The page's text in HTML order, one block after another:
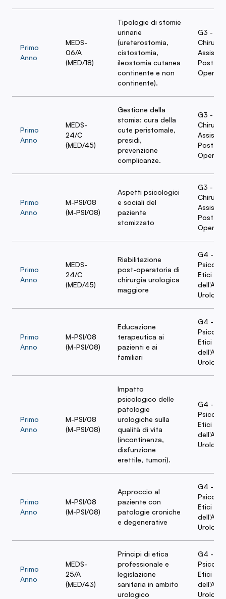
Primo
Anno
MEDS-
06/A
(MED/18)
Tipologie di stomie
urinarie
(ureterostomia,
cistostomia,
ileostomia cutanea
continente e non
continente).
G3 -
Post-
Primo
Anno
MEDS-
24/C
(MED/45)
Gestione della
stomia: cura della
cute peristomale,
presidi,
prevenzione
complicanze.
G3 -
Post-
Primo
Anno
M-PSI/08
(M-PSI/08)
Aspetti psicologici
e sociali del
paziente
stomizzato
G3 -
Post-
Primo
Anno
MEDS-
24/C
(MED/45)
Riabilitazione
post-operatoria di
chirurgia urologica
maggiore
G4 -
Etici e
Primo
Anno
M-PSI/08
(M-PSI/08)
Educazione
terapeutica ai
pazienti e ai
familiari
G4 -
Etici e
Primo
Anno
M-PSI/08
(M-PSI/08)
Impatto
psicologico delle
patologie
urologiche sulla
qualità di vita
(incontinenza,
disfunzione
erettile, tumori).
G4 -
Etici e
Primo
Anno
M-PSI/08
(M-PSI/08)
Approccio al
paziente con
patologie croniche
e degenerative
G4 -
Etici e
Primo
Anno
MEDS-
25/A
(MED/43)
Principi di etica
professionale e
legislazione
sanitaria in ambito
urologico
G4 -
Etici e